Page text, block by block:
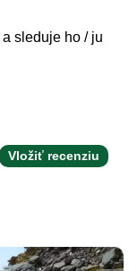
a sleduje ho / ju
Vložiť recenziu